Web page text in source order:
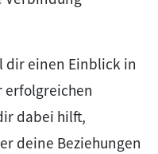
dir einen Einblick in
erfolgreichen
dabei hilft,
deine Beziehungen